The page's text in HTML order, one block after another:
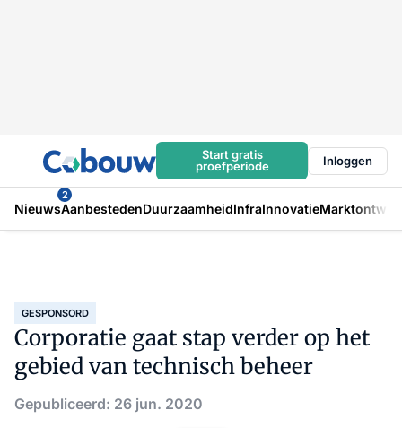
Start gratis
proefperiode
Inloggen
Nieuws
2
AanbestedenDuurzaamheidInfraInnovatie
GESPONSORD
Corporatie gaat stap verder op het
gebied van technisch beheer
Gepubliceerd: 26 jun. 2020